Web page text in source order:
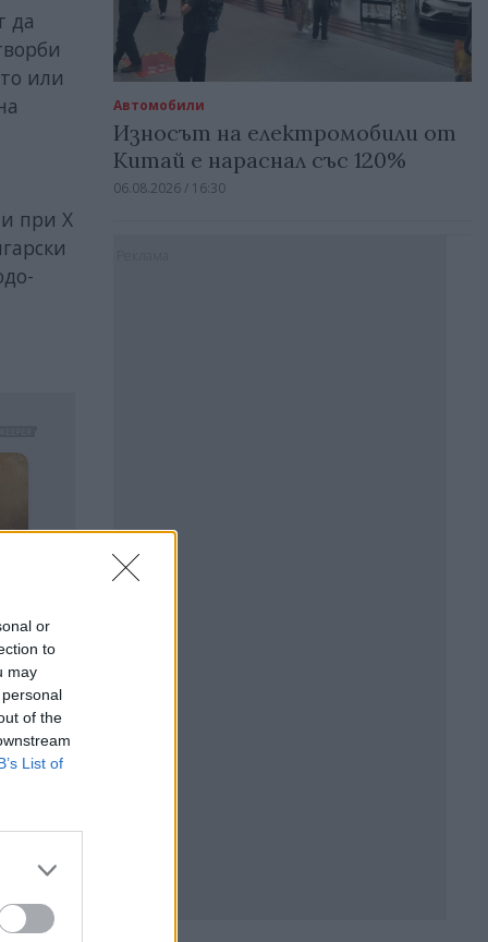
or
to
may
of the
List of
да
или
при X
Автомобили
Износът на електромобили от
Китай е нараснал със 120%
06.08.2026 / 16:30